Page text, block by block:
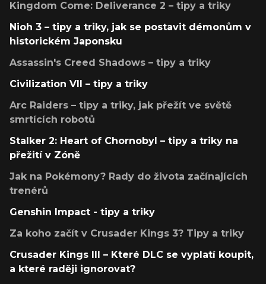
Kingdom Come: Deliverance 2 – tipy a triky
Nioh 3 – tipy a triky, jak se postavit démonům v
historickém Japonsku
Assassin's Creed Shadows – tipy a triky
Civilization VII – tipy a triky
Arc Raiders – tipy a triky, jak přežít ve světě
smrtících robotů
Stalker 2: Heart of Chornobyl – tipy a triky na
přežití v Zóně
Jak na Pokémony? Rady do života začínajících
trenérů
Genshin Impact - tipy a triky
Za koho začít v Crusader Kings 3? Tipy a triky
Crusader Kings III – Které DLC se vyplatí koupit,
a které raději ignorovat?